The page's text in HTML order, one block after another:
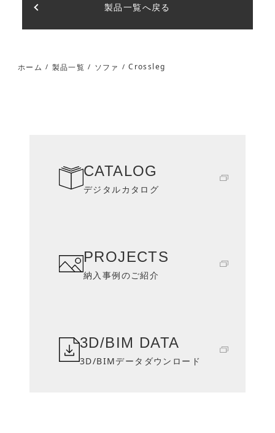
製品一覧へ戻る
ホーム / 製品一覧 / ソファ / Crossleg
CATALOG
デジタルカタログ
PROJECTS
納入事例のご紹介
3D/BIM DATA
3D/BIMデータダウンロード